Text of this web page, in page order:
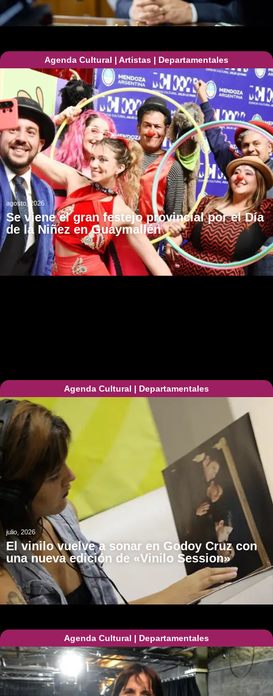
Agenda Cultural | Artistas | Departamentales
agosto, 2026
Se viene el gran festejo provincial por el Día
de la Niñez en Guaymallén
Agenda Cultural | Departamentales
julio, 2026
El vinilo vuelve a sonar en Godoy Cruz con
una nueva edición de «Vinilo Session»
Agenda Cultural | Departamentales